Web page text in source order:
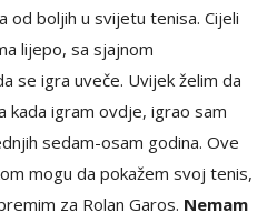
od boljih u svijetu tenisa. Cijeli
lijepo, sa sjajnom
se igra uveče. Uvijek želim da
kada igram ovdje, igrao sam
sedam-osam godina. Ove
mogu da pokažem svoj tenis,
za Rolan Garos. Nemam